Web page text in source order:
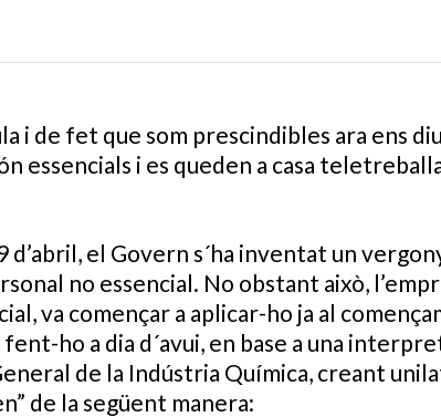
i de fet que som prescindibles ara ens
essencials i es queden a casa
el Govern s´ha inventat un
no essencial. No obstant això,
va començar a aplicar-ho ja al
ho a dia d´avui, en base a una
de la Indústria Química, creant
de la següent manera: